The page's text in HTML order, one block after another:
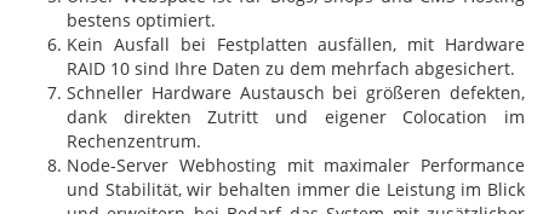
bestens optimiert.
Kein Ausfall bei Festplatten ausfällen, mit Hardware
RAID 10 sind Ihre Daten zu dem mehrfach abgesichert.
Schneller Hardware Austausch bei größeren defekten,
dank direkten Zutritt und eigener Colocation im
Rechenzentrum.
Node-Server Webhosting mit maximaler Performance
und Stabilität, wir behalten immer die Leistung im Blick